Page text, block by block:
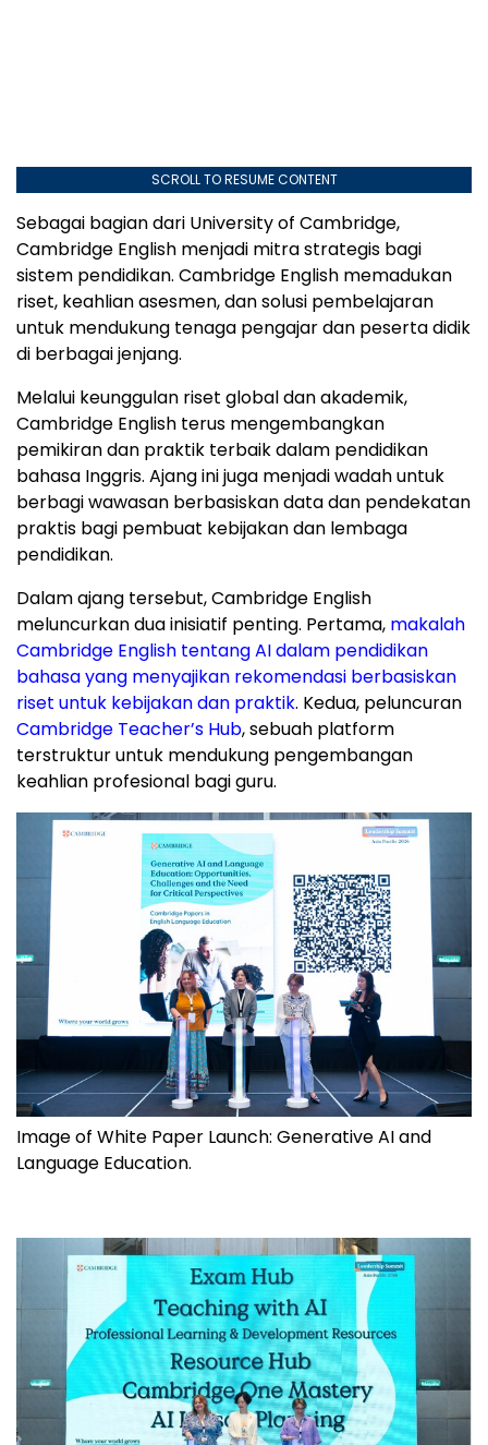
SCROLL TO RESUME CONTENT
Sebagai bagian dari University of Cambridge,
Cambridge English menjadi mitra strategis bagi
sistem pendidikan. Cambridge English memadukan
riset, keahlian asesmen, dan solusi pembelajaran
untuk mendukung tenaga pengajar dan peserta didik
di berbagai jenjang.
Melalui keunggulan riset global dan akademik,
Cambridge English terus mengembangkan
pemikiran dan praktik terbaik dalam pendidikan
bahasa Inggris. Ajang ini juga menjadi wadah untuk
berbagi wawasan berbasiskan data dan pendekatan
praktis bagi pembuat kebijakan dan lembaga
pendidikan.
Dalam ajang tersebut, Cambridge English
meluncurkan dua inisiatif penting. Pertama, makalah
Cambridge English tentang AI dalam pendidikan
bahasa yang menyajikan rekomendasi berbasiskan
riset untuk kebijakan dan praktik. Kedua, peluncuran
Cambridge Teacher’s Hub, sebuah platform
terstruktur untuk mendukung pengembangan
keahlian profesional bagi guru.
Image of White Paper Launch: Generative AI and
Language Education.